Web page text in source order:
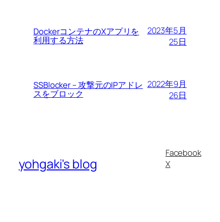
DockerコンテナのXアプリを
利用する方法
2023年5月
25日
SSBlocker – 攻撃元のIPアドレ
スをブロック
2022年9月
26日
yohgaki's blog
Facebook
X